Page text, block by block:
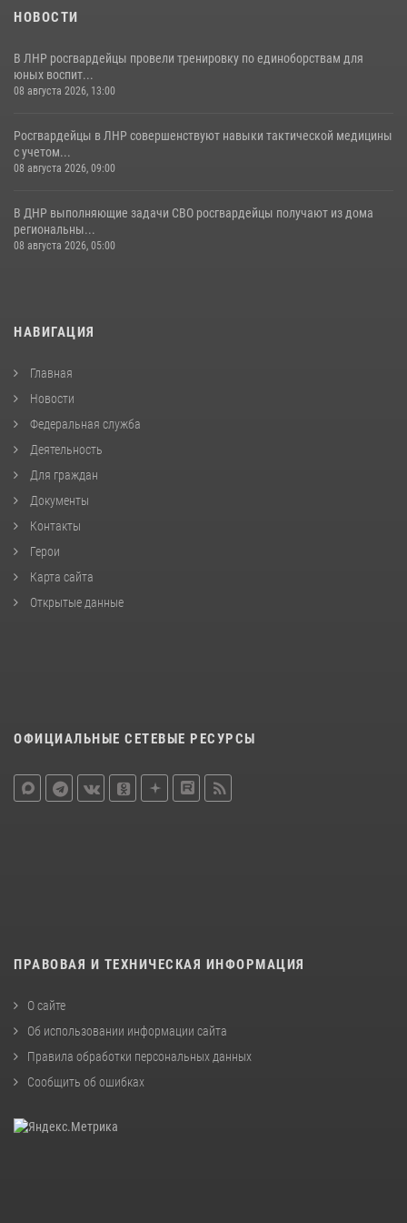
НОВОСТИ
В ЛНР росгвардейцы провели тренировку по единоборствам для
юных воспит...
08 августа 2026, 13:00
Росгвардейцы в ЛНР совершенствуют навыки тактической медицины
с учетом...
08 августа 2026, 09:00
В ДНР выполняющие задачи СВО росгвардейцы получают из дома
региональны...
08 августа 2026, 05:00
НАВИГАЦИЯ
Главная
Новости
Федеральная служба
Деятельность
Для граждан
Документы
Контакты
Герои
Карта сайта
Открытые данные
ОФИЦИАЛЬНЫЕ СЕТЕВЫЕ РЕСУРСЫ
ПРАВОВАЯ И ТЕХНИЧЕСКАЯ ИНФОРМАЦИЯ
О сайте
Об использовании информации сайта
Правила обработки персональных данных
Сообщить об ошибках